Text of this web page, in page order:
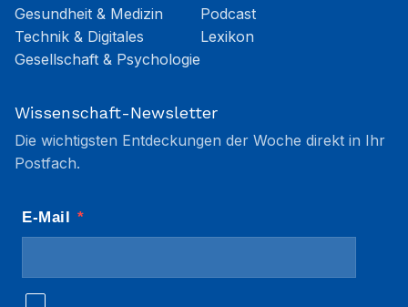
Gesundheit & Medizin
Technik & Digitales
Gesellschaft & Psychologie
Podcast
Lexikon
Wissenschaft-Newsletter
Die wichtigsten Entdeckungen der Woche direkt in Ihr
Postfach.